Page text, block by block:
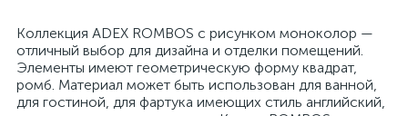
Коллекция ADEX ROMBOS с рисунком моноколор —
отличный выбор для дизайна и отделки помещений.
Элементы имеют геометрическую форму квадрат,
ромб. Материал может быть использован для ванной,
для гостиной, для фартука имеющих стиль английский,